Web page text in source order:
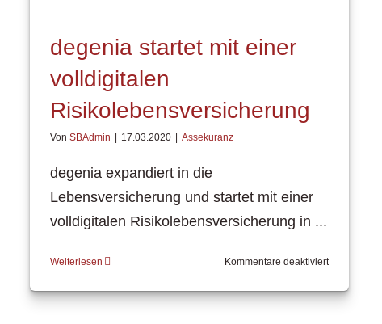
degenia startet mit einer
volldigitalen
Risikolebensversicherung
Von SBAdmin | 17.03.2020 | Assekuranz
degenia expandiert in die
Lebensversicherung und startet mit einer
volldigitalen Risikolebensversicherung in ...
Weiterlesen Kommentare deaktiviertfür
startet